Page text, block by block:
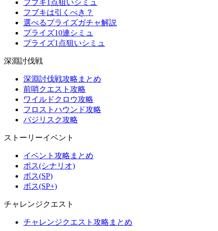
フブキ1点狙いシミュ
フブキは引くべき？
選べるプライズガチャ解説
プライズ10連シミュ
プライズ1点狙いシミュ
深淵討伐戦
深淵討伐戦攻略まとめ
前哨クエスト攻略
ワイルドクロウ攻略
フロストハウンド攻略
バジリスク攻略
ストーリーイベント
イベント攻略まとめ
ボス(シナリオ)
ボス(SP)
ボス(SP+)
チャレンジクエスト
チャレンジクエスト攻略まとめ